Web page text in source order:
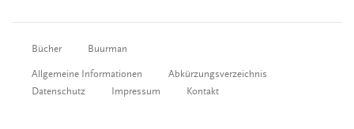
Bücher Buurman
Allgemeine Informationen
Abkürzungsverzeichnis
Datenschutz
Impressum Kontakt